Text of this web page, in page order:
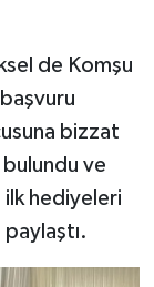
de Komşu
bizzat
ve
ilk hediyeleri